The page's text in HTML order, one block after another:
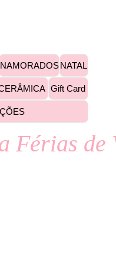
NAMORADOSNATAL
Gift Card